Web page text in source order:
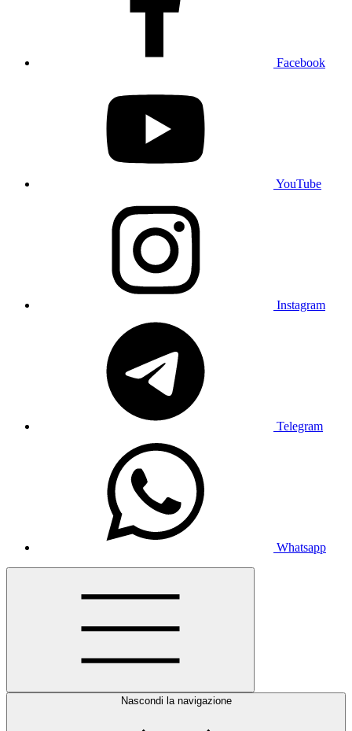
Facebook
YouTube
Instagram
Telegram
Whatsapp
Nascondi la navigazione